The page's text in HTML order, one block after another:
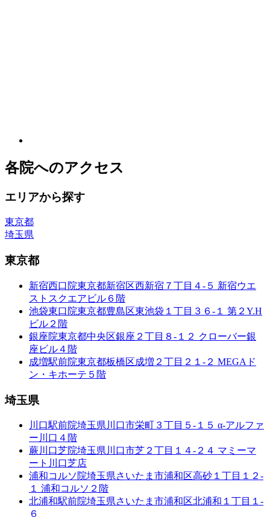
各院へのアクセス
エリアから探す
東京都
埼玉県
東京都
新宿西口院東京都新宿区西新宿７丁目４-５ 新宿ウエ
ストスクエアビル６階
池袋東口院東京都豊島区東池袋１丁目３６-１ 第２Y.H
ビル２階
銀座院東京都中央区銀座２丁目８-１２ クローバー銀
座ビル４階
成増駅前院東京都板橋区成増２丁目２１-２ MEGAド
ン・キホーテ５階
埼玉県
川口駅前院埼玉県川口市栄町３丁目５-１５ α-アルファ
ー川口４階
蕨川口芝院埼玉県川口市芝２丁目１４-２４ マミーマ
ート川口芝店
浦和コルソ院埼玉県さいたま市浦和区高砂１丁目１２-
１ 浦和コルソ２階
北浦和駅前院埼玉県さいたま市浦和区北浦和１丁目１-
６